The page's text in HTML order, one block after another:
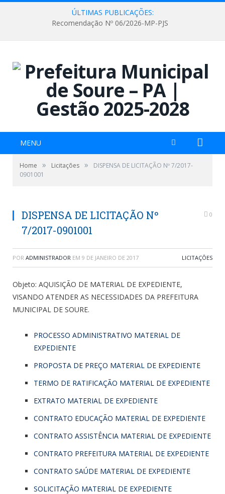
ÚLTIMAS PUBLICAÇÕES:
Recomendação Nº 06/2026-MP-PJS
MENU
Home » Licitações »
DISPENSA DE LICITAÇÃO Nº 7/2017-
0901001
DISPENSA DE LICITAÇÃO Nº
7/2017-0901001
0
POR ADMINISTRADOR EM 9 DE JANEIRO DE 2017 LICITAÇÕES
Objeto: AQUISIÇÃO DE MATERIAL DE EXPEDIENTE,
VISANDO ATENDER AS NECESSIDADES DA PREFEITURA
MUNICIPAL DE SOURE.
PROCESSO ADMINISTRATIVO MATERIAL DE
EXPEDIENTE
PROPOSTA DE PREÇO MATERIAL DE EXPEDIENTE
TERMO DE RATIFICAÇÃO MATERIAL DE EXPEDIENTE
EXTRATO MATERIAL DE EXPEDIENTE
CONTRATO EDUCAÇÃO MATERIAL DE EXPEDIENTE
CONTRATO ASSISTÊNCIA MATERIAL DE EXPEDIENTE
CONTRATO PREFEITURA MATERIAL DE EXPEDIENTE
CONTRATO SAÚDE MATERIAL DE EXPEDIENTE
SOLICITAÇÃO MATERIAL DE EXPEDIENTE